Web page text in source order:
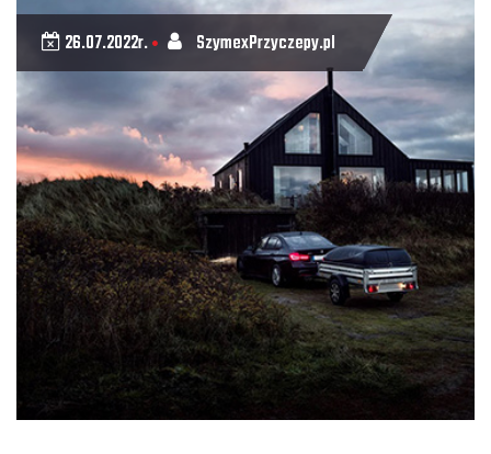
26.07.2022r.• SzymexPrzyczepy.pl